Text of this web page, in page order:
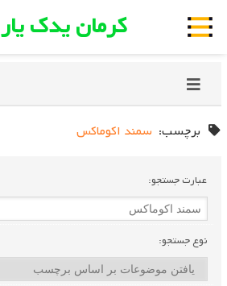
کرمان یدک یار
برچسب: سمند اکوماکس
عبارت جستجو:
نوع جستجو: